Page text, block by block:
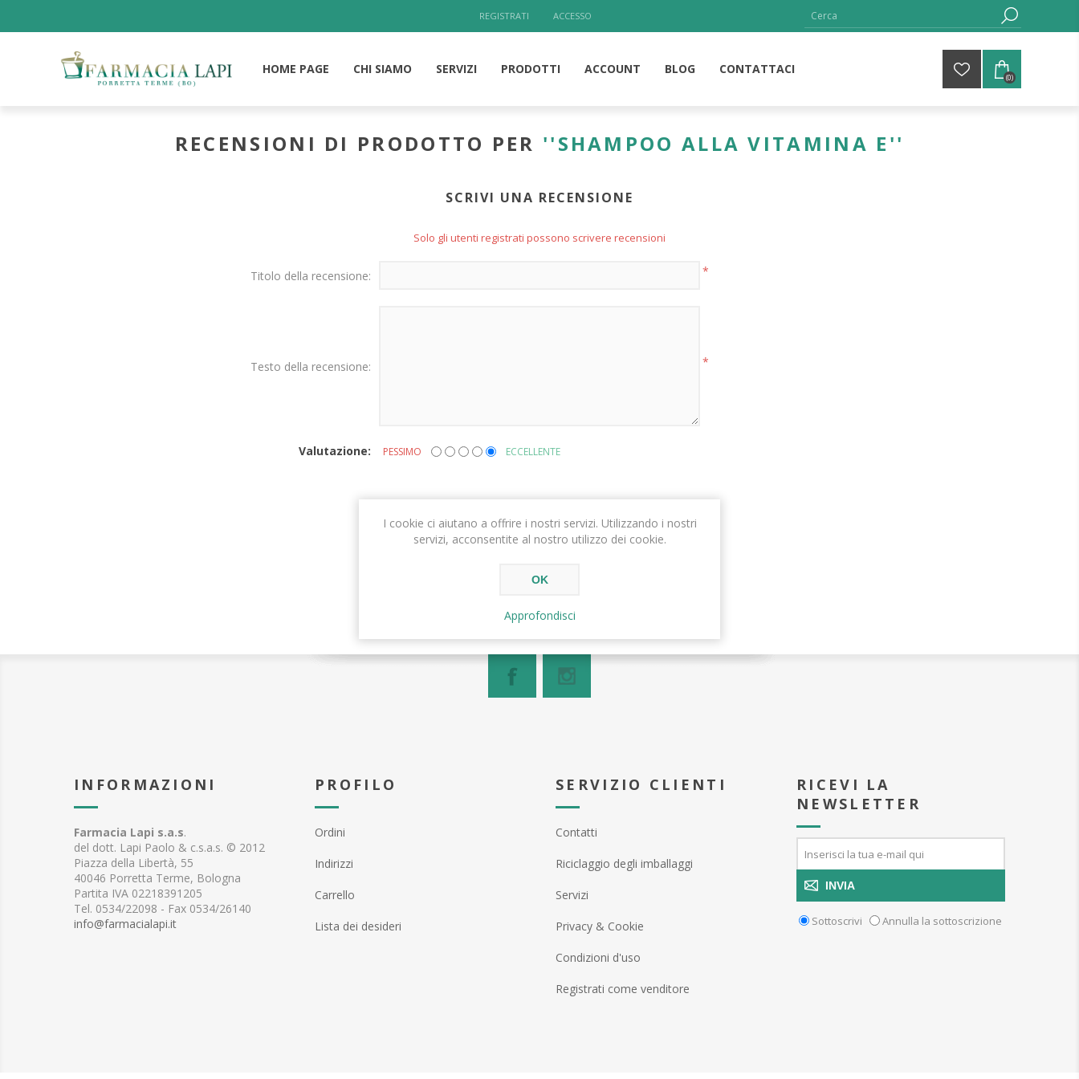
REGISTRATI ACCESSO
HOME PAGE CHI SIAMO SERVIZI PRODOTTI ACCOUNT BLOG CONTATTACI
(0)
RECENSIONI DI PRODOTTO PER SHAMPOO ALLA VITAMINA E
SCRIVI UNA RECENSIONE
Solo gli utenti registrati possono scrivere recensioni
Titolo della recensione: *
Testo della recensione: *
Valutazione: PESSIMO ECCELLENTE
INVIA RECENSIONE
INFORMAZIONI
Farmacia Lapi s.a.s.
del dott. Lapi Paolo & c.s.a.s. © 2012
Piazza della Libertà, 55
40046 Porretta Terme, Bologna
Partita IVA 02218391205
Tel. 0534/22098 - Fax 0534/26140
info@farmacialapi.it
PROFILO
Ordini
Indirizzi
Carrello
Lista dei desideri
SERVIZIO CLIENTI
Contatti
Riciclaggio degli imballaggi
Servizi
Privacy & Cookie
Condizioni d'uso
Registrati come venditore
RICEVI LA
NEWSLETTER
INVIA
Sottoscrivi Annulla la sottoscrizione
I cookie ci aiutano a offrire i nostri servizi. Utilizzando i nostri
servizi, acconsentite al nostro utilizzo dei cookie.
OK
Approfondisci